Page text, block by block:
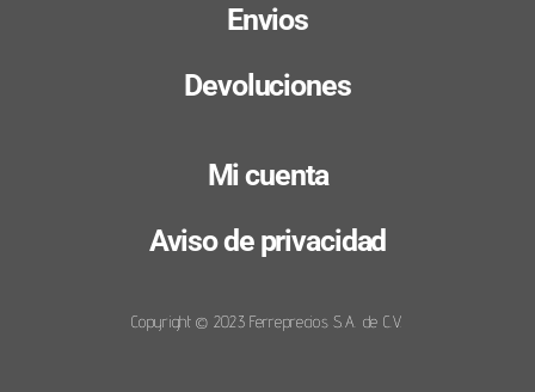
Envios
Devoluciones
Mi cuenta
Aviso de privacidad
Copyright © 2023 Ferreprecios S.A. de C.V.